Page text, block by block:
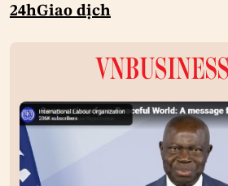
24hGiao dịch